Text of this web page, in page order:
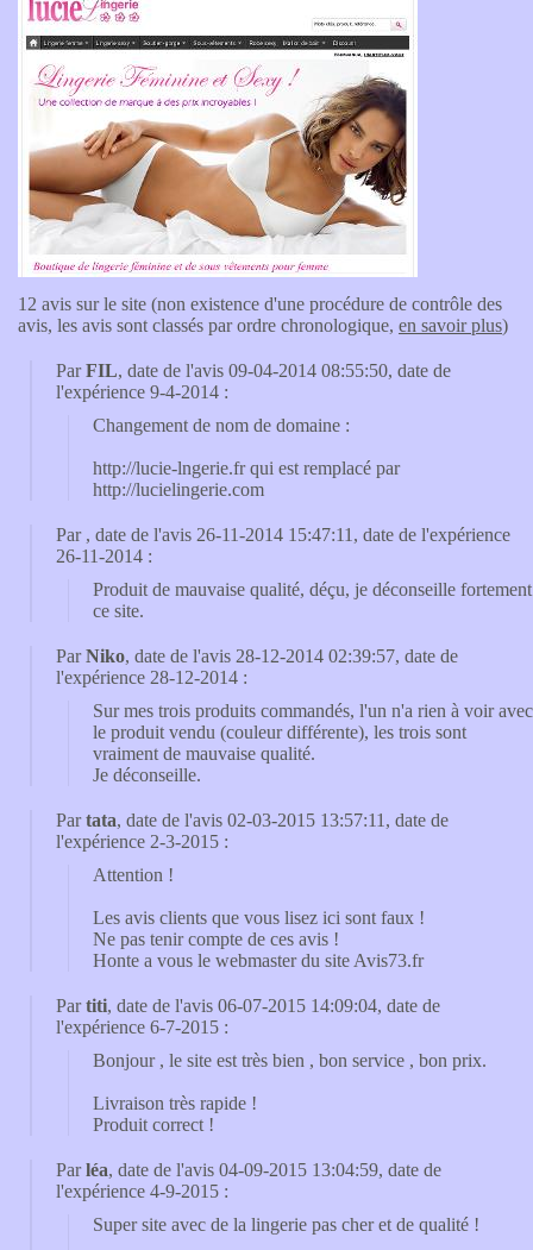
12 avis sur le site (non existence d'une procédure de contrôle des
avis, les avis sont classés par ordre chronologique, en savoir plus)
ParFIL, date de l'avis 09-04-2014 08:55:50, date de
l'expérience 9-4-2014 :
Changement de nom de domaine :
http://lucie-lngerie.fr qui est remplacé par
http://lucielingerie.com
Par , date de l'avis 26-11-2014 15:47:11, date de l'expérience
26-11-2014 :
Produit de mauvaise qualité, déçu, je déconseille fortement
ce site.
ParNiko, date de l'avis 28-12-2014 02:39:57, date de
l'expérience 28-12-2014 :
Sur mes trois produits commandés, l'un n'a rien à voir avec
le produit vendu (couleur différente), les trois sont
vraiment de mauvaise qualité.
Je déconseille.
Partata, date de l'avis 02-03-2015 13:57:11, date de
l'expérience 2-3-2015 :
Attention !
Les avis clients que vous lisez ici sont faux !
Ne pas tenir compte de ces avis !
Honte a vous le webmaster du site Avis73.fr
Partiti, date de l'avis 06-07-2015 14:09:04, date de
l'expérience 6-7-2015 :
Bonjour , le site est très bien , bon service , bon prix.
Livraison très rapide !
Produit correct !
Parléa, date de l'avis 04-09-2015 13:04:59, date de
l'expérience 4-9-2015 :
Super site avec de la lingerie pas cher et de qualité !